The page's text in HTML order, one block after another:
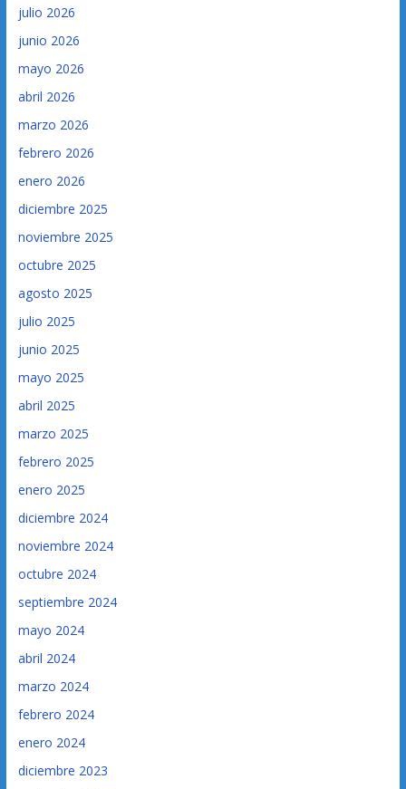
julio 2026
junio 2026
mayo 2026
abril 2026
marzo 2026
febrero 2026
enero 2026
diciembre 2025
noviembre 2025
octubre 2025
agosto 2025
julio 2025
junio 2025
mayo 2025
abril 2025
marzo 2025
febrero 2025
enero 2025
diciembre 2024
noviembre 2024
octubre 2024
septiembre 2024
mayo 2024
abril 2024
marzo 2024
febrero 2024
enero 2024
diciembre 2023